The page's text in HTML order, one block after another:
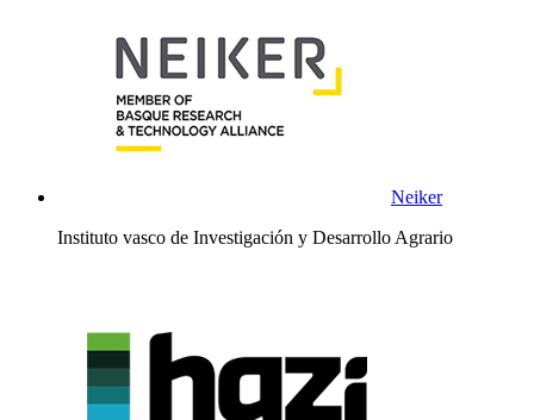
Neiker
Instituto vasco de Investigación y Desarrollo Agrario